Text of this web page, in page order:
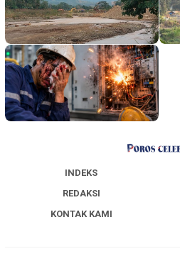
INDEKS
REDAKSI
KONTAK KAMI